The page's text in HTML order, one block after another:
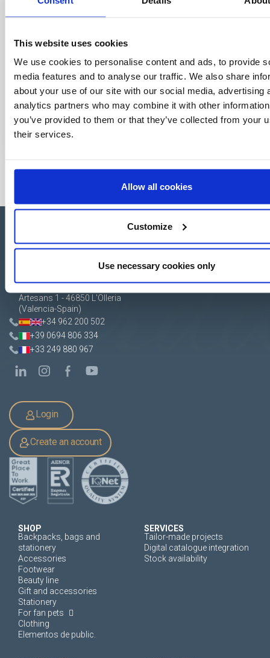
This website uses cookies
We use cookies to personalise content and ads, to provide
media features and to analyse our traffic. We also share
about your use of our site with our social media, advertising
analytics partners who may combine it with other
you’ve provided to them or that they’ve collected from your
their services.
Allow all cookies
Customize
Use necessary cookies only
Artesans 1 - 46850 L'Olleria
(Valencia-Spain)
+34 962 200 502
+39 0694 806 334
+33 249 880 967
Login
Create an account
SHOP
Backpacks, bags and
stationery
Accessories
Footwear
Beauty line
Gift and accessories
Stationery
For fan pets
Clothing
Elementos de public.
SERVICES
Tailor-made projects
Digital catalogue integration
Stock availability